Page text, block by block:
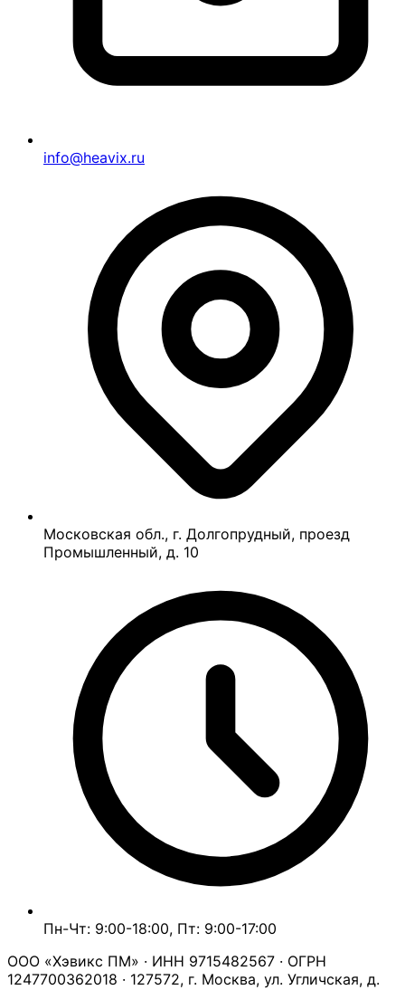
info@heavix.ru
Московская обл., г. Долгопрудный, проезд
Промышленный, д. 10
Пн-Чт: 9:00-18:00, Пт: 9:00-17:00
ООО «Хэвикс ПМ» · ИНН 9715482567 · ОГРН
1247700362018 · 127572, г. Москва, ул. Угличская, д.